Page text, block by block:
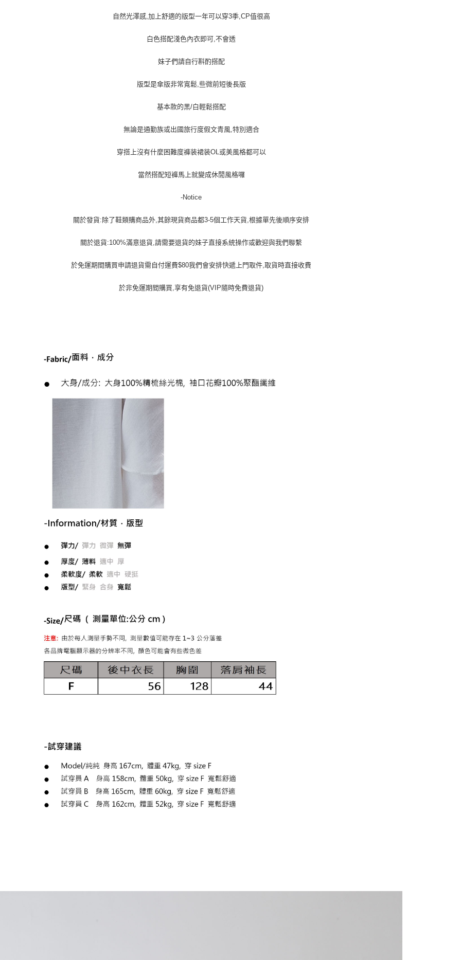
自然光澤感,加上舒適的版型一年可以穿3季,CP值很高
白色搭配淺色內衣即可,不會透
妹子們請自行斟酌搭配
版型是傘版非常寬鬆,些微前短後長版
基本款的黑/白輕鬆搭配
無論是通勤族或出國旅行度假文青風,特別適合
穿搭上沒有什麼困難度褲装裙装OL或美風格都可以
當然搭配短褲馬上就變成休閒風格囉
-Notice
關於發貨:除了鞋類購商品外,其餘現貨商品都3-5個工作天貨,根據單先後順序安排
關於退貨:100%滿意退貨,請需要退貨的妹子直接系統操作或歡迎與我們聯繫
於免運期間購買申請退貨需自付運費$80我們會安排快遞上門取件,取貨時直接收費
於非免運期間購買,享有免退貨(VIP隨時免費退貨)